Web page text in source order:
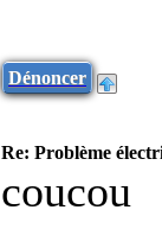
Dénoncer
Re: Problème
coucou